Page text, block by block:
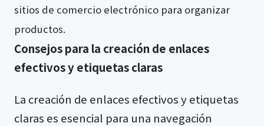
sitios de comercio electrónico para organizar
productos.
Consejos para la creación de enlaces
efectivos y etiquetas claras
La creación de enlaces efectivos y etiquetas
claras es esencial para una navegación